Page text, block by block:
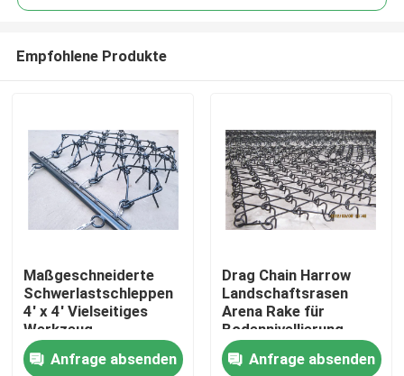
Haus
Empfohlene Produkte
Maßgeschneiderte
Schwerlastschleppen
4' x 4' Vielseitiges
Werkzeug
Anfrage absenden
Drag Chain Harrow
Landschaftsrasen
Arena Rake für
Bodennivellierung
Breite 1-10m Auswahl
Anfrage absenden